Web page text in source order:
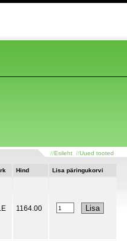
//Esileht //Uued tooted
Hind Lisa päringukorvi
1164.00